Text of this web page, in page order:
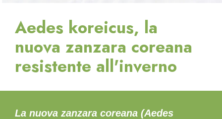
Aedes koreicus, la
nuova zanzara coreana
resistente all'inverno
La nuova zanzara coreana (Aedes